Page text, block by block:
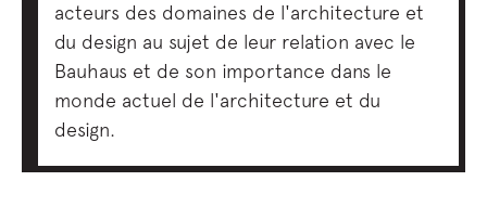
acteurs des domaines de l'architecture et
du design au sujet de leur relation avec le
Bauhaus et de son importance dans le
monde actuel de l'architecture et du
design.